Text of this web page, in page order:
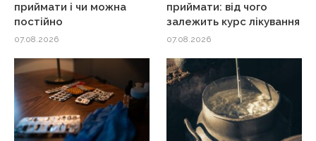
приймати і чи можна
постійно
07.08.2026
приймати: від чого
залежить курс лікування
07.08.2026